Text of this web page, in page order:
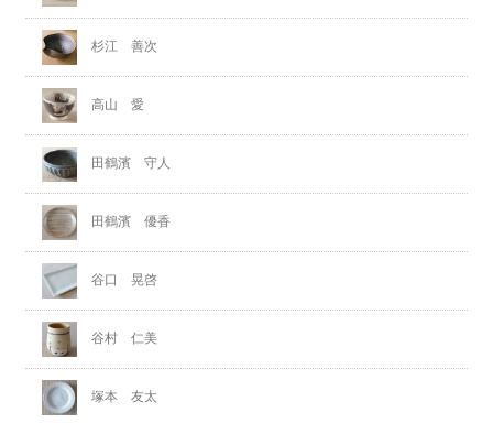
杉江 善次
高山 愛
田鶴濱 守人
田鶴濱 優香
谷口 晃啓
谷村 仁美
塚本 友太